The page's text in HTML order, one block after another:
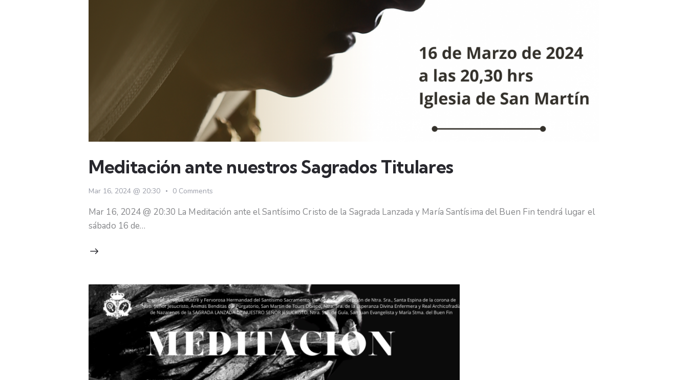
Meditación ante nuestros Sagrados Titulares
Mar 16, 2024 @ 20:30 0 Comments
Mar 16, 2024 @ 20:30 La Meditación ante el Santísimo Cristo de la Sagrada Lanzada y María Santísima del Buen Fin tendrá lugar el
sábado 16 de…